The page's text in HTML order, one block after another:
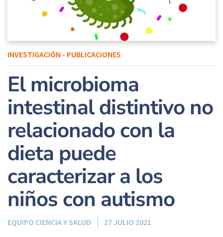
INVESTIGACIÓN - PUBLICACIONES
El microbioma
intestinal distintivo no
relacionado con la
dieta puede
caracterizar a los
niños con autismo
EQUIPO CIENCIA Y SALUD 27 JULIO 2021